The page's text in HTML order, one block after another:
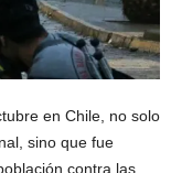
en Chile, no solo
sino que fue
contra las